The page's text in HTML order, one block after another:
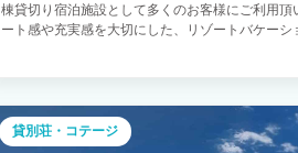
棟貸切り宿泊施設として多くのお客様にご利用
ート感や充実感を大切にした、リゾートバケー
貸別荘・コテージ